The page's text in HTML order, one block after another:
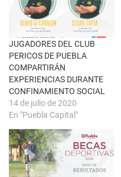
u
n
a
v
e
n
t
a
n
a
n
u
e
v
a
)
o
k
(
S
e
a
b
r
e
e
n
u
n
a
v
e
n
t
JUGADORES DEL CLUB
PERICOS DE PUEBLA
COMPARTIRÁN
EXPERIENCIAS DURANTE
CONFINAMIENTO SOCIAL
14 de julio de 2020
En "Puebla Capital"